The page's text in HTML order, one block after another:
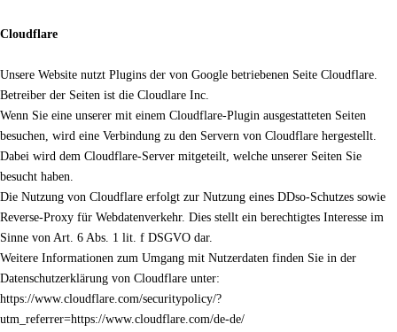
Cloudflare
Unsere Website nutzt Plugins der von Google betriebenen Seite Cloudflare.
Betreiber der Seiten ist die Cloudlare Inc.
Wenn Sie eine unserer mit einem Cloudflare-Plugin ausgestatteten Seiten
besuchen, wird eine Verbindung zu den Servern von Cloudflare hergestellt.
Dabei wird dem Cloudflare-Server mitgeteilt, welche unserer Seiten Sie
besucht haben.
Die Nutzung von Cloudflare erfolgt zur Nutzung eines DDso-Schutzes sowie
Reverse-Proxy für Webdatenverkehr. Dies stellt ein berechtigtes Interesse im
Sinne von Art. 6 Abs. 1 lit. f DSGVO dar.
Weitere Informationen zum Umgang mit Nutzerdaten finden Sie in der
Datenschutzerklärung von Cloudflare unter:
https://www.cloudflare.com/securitypolicy/?
utm_referrer=https://www.cloudflare.com/de-de/